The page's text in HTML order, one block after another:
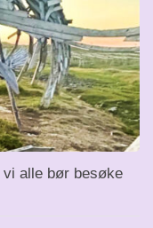
alle bør besøke